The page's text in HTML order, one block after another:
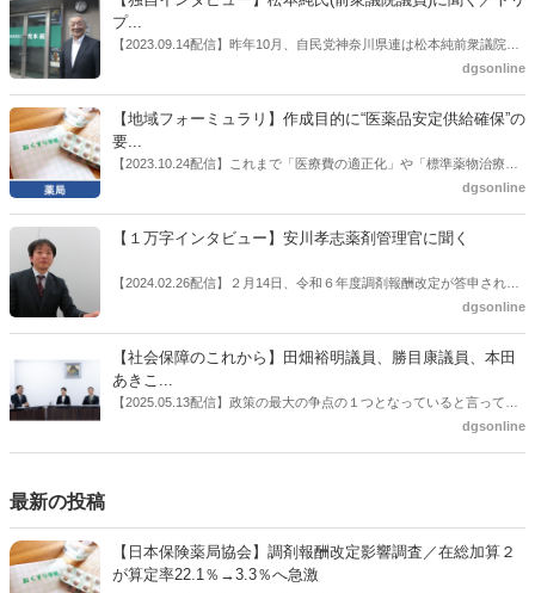
厚労省医政局医薬産業振興・医療情報企画課長（医薬産業振興・医療
情報企画課セルフケア・セルフメディケーション推進室長併任）安藤
公一氏や青山学院大学名誉教授の三村優美子氏、 日本保険薬局協会医
プ...
【2023.09.14配信】昨年10月、自民党神奈川県連は松本純前衆議院議
員を「自民党神奈川1区」（横浜市中区・磯子区・金沢区）の支部長
候補の前提となるもの。薬剤師に関わる政策に広く・深く関わってき
た同氏の復活に向けた薬剤師業界の期待には熱いものがある。不透明
感の払拭できない医療・介護・障害者サービスのトリプル改定等へ
の、薬剤師業界の強い危機感の裏返しといってもいいだろう。本稿で
dgsonline
【地域フォーミュラリ】作成目的に“医薬品安定供給確保”の
要...
【2023.10.24配信】これまで「医療費の適正化」や「標準薬物治療の
推進」などが目的とされることが多かった地域フォーミュラリの作
た。医薬品の安定供給確保だ。10月22日に開かれた「日本フォーミュ
飯田市）は、会員薬局から安定供給確保への強い要望があったことを
受け、安定供給確保が見込めるPPI３成分について銘柄を含めて選定
dgsonline
【１万字インタビュー】安川孝志薬剤管理官に聞く
【2024.02.26配信】２月14日、令和６年度調剤報酬改定が答申され
た。本紙では、厚生労働省保険局医療課・薬剤管理官の安川孝志氏
dgsonline
【社会保障のこれから】田畑裕明議員、勝目康議員、本田
あきこ...
【2025.05.13配信】政策の最大の争点の１つとなっていると言っても
よいのが社会保障のこれからのあり方だ。特に与党では、政府関係者
dgsonline
最新の投稿
【日本保険薬局協会】調剤報酬改定影響調査／在総加算２
が算定率22.1％→3.3％へ急激